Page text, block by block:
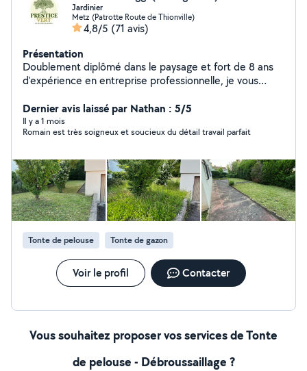
Jardinier
Metz (Patrotte Route de Thionville)
4,8/5 (71 avis)
Présentation
Doublement diplômé dans le paysage et fort de 8 ans
d'expérience en entreprise professionnelle, je vous
Tonte de pelouse Taille de haies et d'arbustes
Débroussaillage Nettoyage haute pression (Kärcher) Je
suis équipé et à l'écoute de vos besoins pour entretenir
contacter pour un devis gratuit
Dernier avis laissé par Nathan : 5/5
Il y a 1 mois
Romain est très soigneux et soucieux du détail travail parfait
Tonte de pelouse Tonte de gazon
Voir le profil Contacter
Vous souhaitez proposer vos services de Tonte
de pelouse - Débroussaillage ?